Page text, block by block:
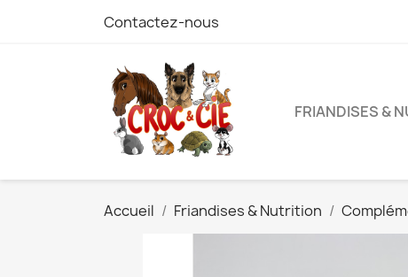
Contactez-nous
FRIANDISES &
Accueil Friandises & Nutrition